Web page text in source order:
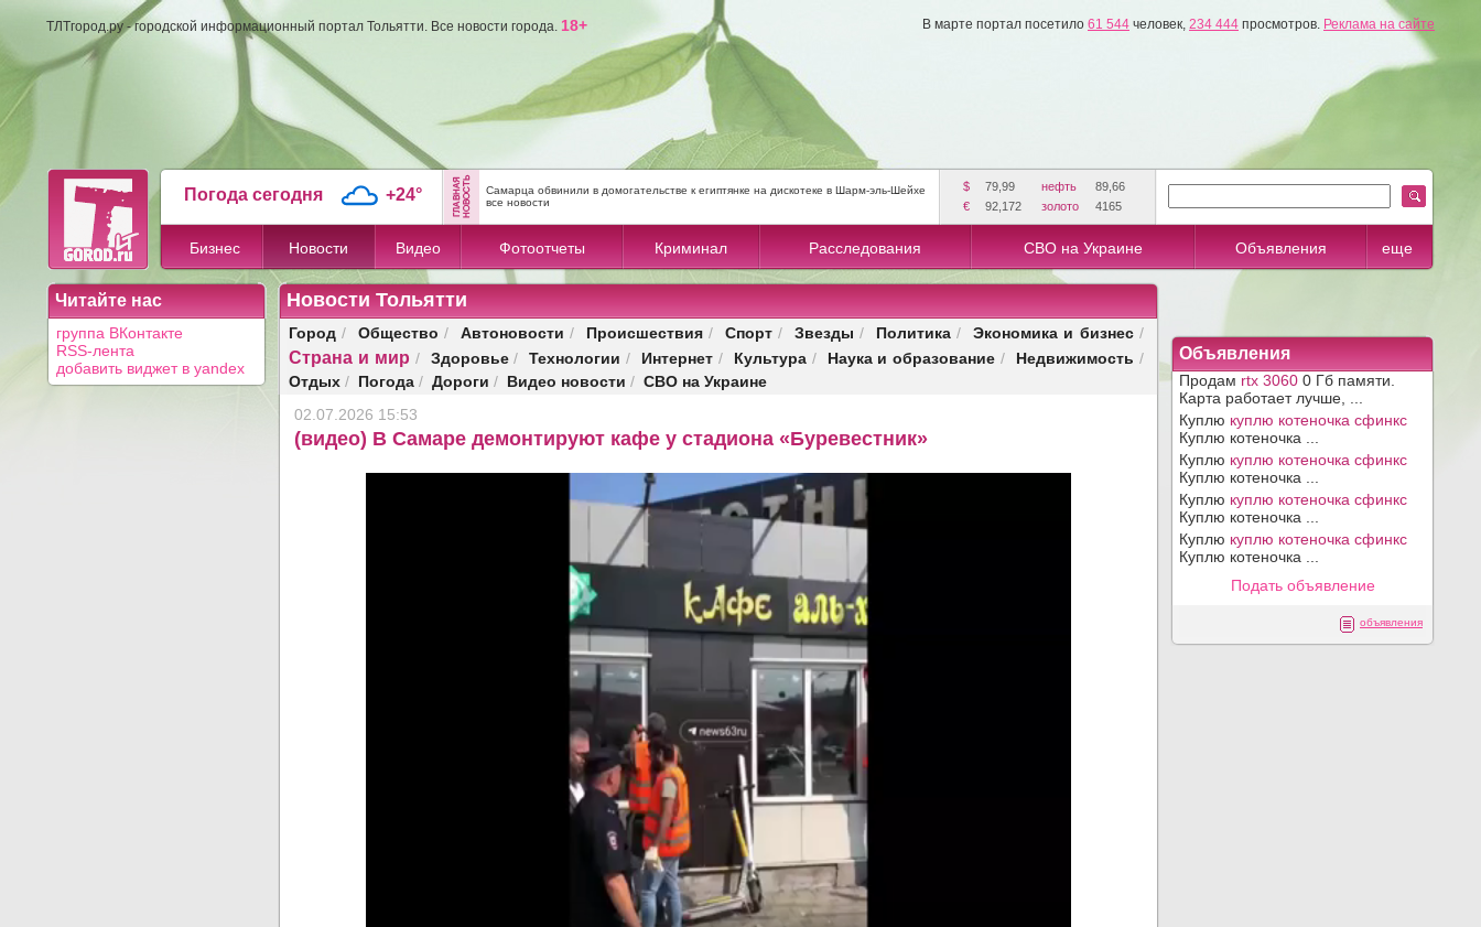
ТЛТгород.ру - городской информационный портал Тольятти. Все новости города. 18+ В марте портал посетило 61 544 человек, 234 444 просмотров. Реклама на сайте
Погода сегодня +24°
Самарца обвинили в домогательстве к египтянке на дискотеке в Шарм-эль-Шейхе
все новости
$ 79,99 нефть
89,66
€
92,172 золото 4165
Бизнес Новости Видео Фотоотчеты Криминал Расследования СВО на Украине Объявления еще
Читайте нас
группа ВКонтакте
RSS-лента
добавить виджет в yandex
Новости Тольятти
Город / Общество / Автоновости / Происшествия / Спорт / Звезды / Политика / Экономика и бизнес/
Страна и мир / Здоровье/ Технологии / Интернет / Культура/ Наука и образование / Недвижимость /
Отдых / Погода / Дороги / Видео новости / СВО на Украине
02.07.2026 15:53
(видео) В Самаре демонтируют кафе у стадиона «Буревестник»
Объявления
Продам rtx 3060 0 Гб памяти.
Карта работает лучше, ...
Куплю куплю котеночка сфинкс
Куплю котеночка ...
Куплю куплю котеночка сфинкс
Куплю котеночка ...
Куплю куплю котеночка сфинкс
Куплю котеночка ...
Куплю куплю котеночка сфинкс
Куплю котеночка ...
Подать объявление
объявления